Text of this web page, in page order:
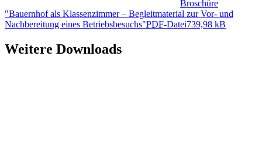
Broschüre
"Bauernhof als Klassenzimmer – Begleitmaterial zur Vor- und
Nachbereitung eines Betriebsbesuchs"PDF-Datei739,98 kB
Weitere Downloads